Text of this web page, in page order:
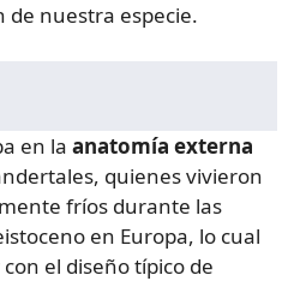
nuestra especie.
en la anatomía externa
quienes vivieron
fríos durante las
en Europa, lo cual
el diseño típico de